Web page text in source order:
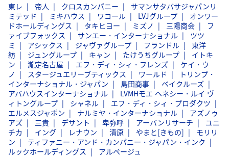
東レ 帝人 クロスカンパニー
サマンサタバサジャパンリ
ミテッド
ミキハウス ワコール LVJグループ
オンワー
ドホールディングス
タキヒヨー ミズノ 三陽商会
フ
ァイブフォックス
サンエー・インターナショナル
ツツ
ミ
アシックス ジャヴァグループ フランドル
東洋
紡
ジュングループ キャン たけうちグループ
イトキ
ン
瀧定名古屋 エフ・ディ・シィ・フレンズ
ケイ・ウ
ノ
スタージュエリーブティックス ワールド
トリンプ・
インターナショナル・ジャパン
島田商事
ベイクルーズ
アバハウスインターナショナル
LVMHモエ ヘネシー・ルイ ヴ
ィトングループ
シャネル
エフ・ディ・シィ・プロダクツ
エルメスジャポン
ナルミヤ・インターナショナル
アズノゥ
アズ
三貴 デサント 卑弥呼 アーバンリサーチ
ユニ
チカ
イング レナウン 清原 やまと[きもの]
モリリ
ン
ティファニー・アンド・カンパニー・ジャパン・インク
ルックホールディングス
アルページュ